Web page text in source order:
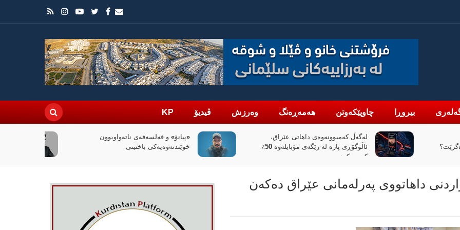
بیروڕا چاوپێکەوتن هەمەڕەنگ وەرزش ڤیدیۆ KP
عێراق،
«پیانۆ» و فەلسەفەی ناتەواوبوون
خوێندنەوەیەکی باختینی
سیاسەتی خۆتەعریبکردن لە باشووری
کوردستان